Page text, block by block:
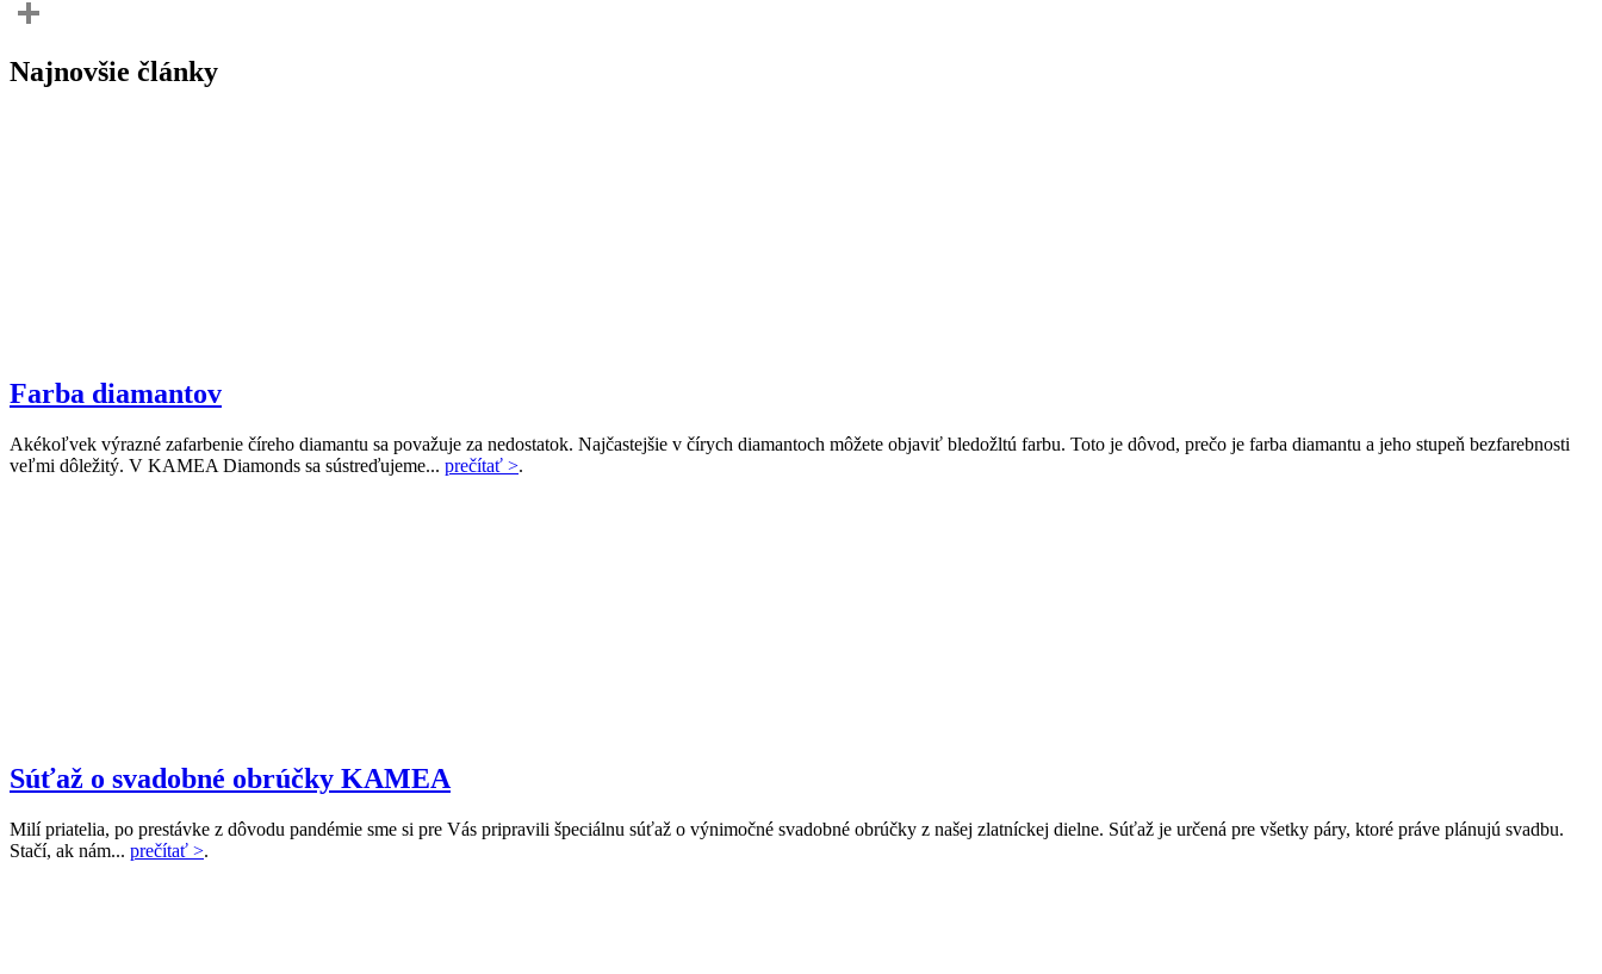
Twitter
Najnovšie články
Farba diamantov
Akékoľvek výrazné zafarbenie číreho diamantu sa považuje za nedostatok. Najčastejšie v čírych diamantoch môžete objaviť bledožltú farbu. Toto je dôvod, prečo je farba diamantu a jeho stupeň bezfarebnosti
veľmi dôležitý. V KAMEA Diamonds sa sústreďujeme... prečítať >.
Súťaž o svadobné obrúčky KAMEA
Milí priatelia, po prestávke z dôvodu pandémie sme si pre Vás pripravili špeciálnu súťaž o výnimočné svadobné obrúčky z našej zlatníckej dielne. Súťaž je určená pre všetky páry, ktoré práve plánujú svadbu.
Stačí, ak nám... prečítať >.